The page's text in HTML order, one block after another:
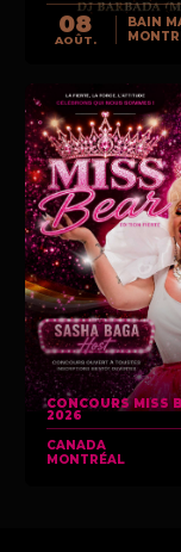
08
AOÛT.
BAIN
CONCOURS MISS
2026
CANADA
MONTRÉAL